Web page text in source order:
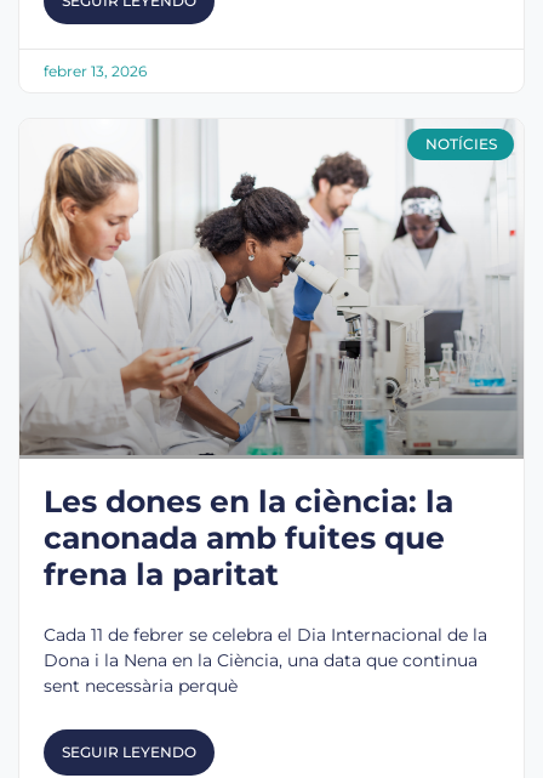
febrer 13, 2026
NOTÍCIES
Les dones en la ciència: la
canonada amb fuites que
frena la paritat
Cada 11 de febrer se celebra el Dia Internacional de la
Dona i la Nena en la Ciència, una data que continua
sent necessària perquè
SEGUIR LEYENDO